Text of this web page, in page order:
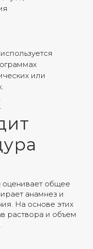
или
общее
анамнез и
На основе этих
раствора и объем